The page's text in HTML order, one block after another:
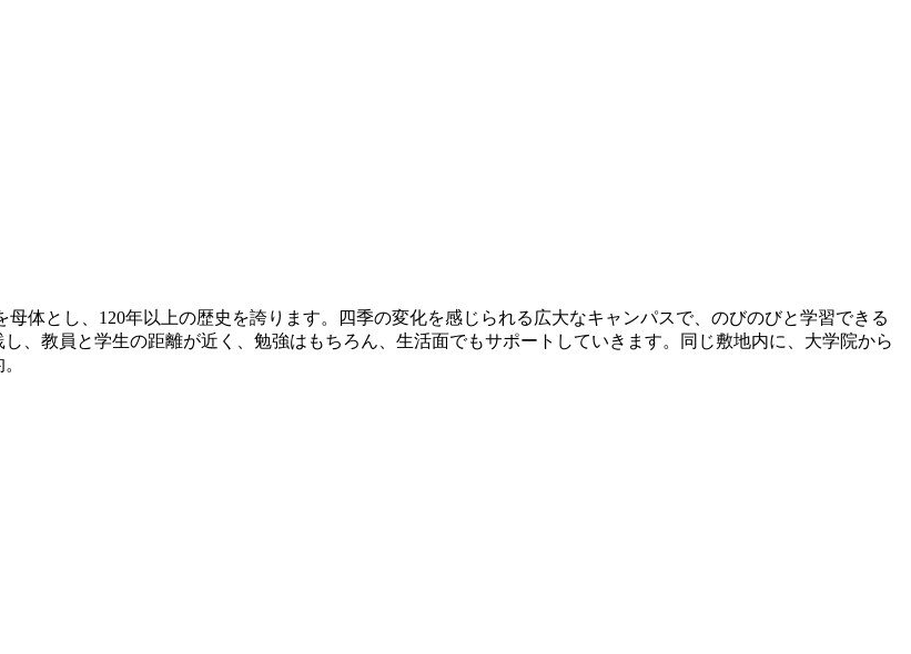
体とし、120年以上の歴史を誇ります。四季の変化を感じられる広大なキャンパスで、のびのびと学習できる
、教員と学生の距離が近く、勉強はもちろん、生活面でもサポートしていきます。同じ敷地内に、大学院から